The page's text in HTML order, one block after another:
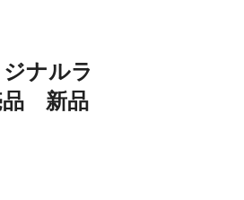
ナルラ
品 新品